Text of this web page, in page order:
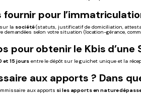
pour
la société(statuts, justificatif de domiciliation,
demandées selon votre situation (location-gérance,
pour obtenir le Kbis d’une
et 15 jours entre le dépôt sur le guichet unique et la
aux apports ? Dans
aux apports si les apports en nature